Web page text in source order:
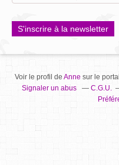
S'inscrire à la newsletter
Voir le profil de Annesur le
Signaler un abus
C.G.U.